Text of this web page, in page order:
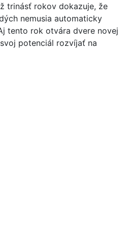
trinásť rokov dokazuje, že
nemusia automaticky
tento rok otvára dvere novej
potenciál rozvíjať na